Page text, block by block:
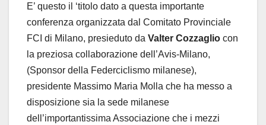
E’ questo il ‘titolo dato a questa importante
conferenza organizzata dal Comitato Provinciale
FCI di Milano, presieduto da Valter Cozzaglio con
la preziosa collaborazione dell’Avis-Milano,
(Sponsor della Federciclismo milanese),
presidente Massimo Maria Molla che ha messo a
disposizione sia la sede milanese
dell’importantissima Associazione che i mezzi